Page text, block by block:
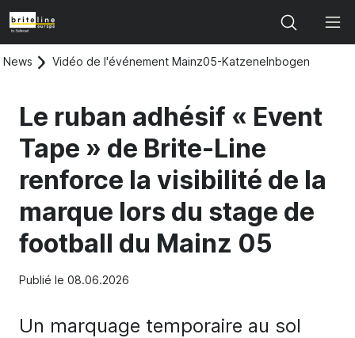
Search
News Vidéo de l'événement Mainz05-Katzenelnbogen
Le ruban adhésif « Event
Tape » de Brite-Line
renforce la visibilité de la
marque lors du stage de
football du Mainz 05
Publié le 08.06.2026
Un marquage temporaire au sol